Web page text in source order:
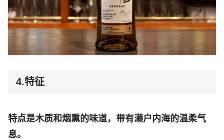
4.特征
特点是木质和烟熏的味道，带有濑户内海的温柔气
息。